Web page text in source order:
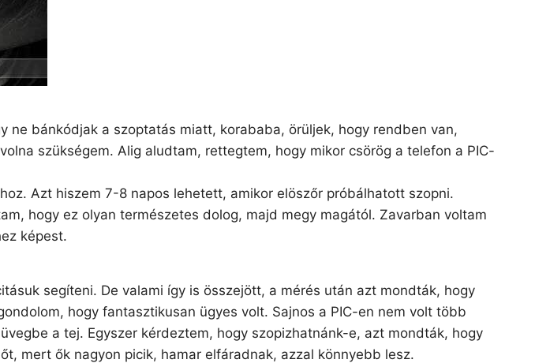
ne bánkódjak a szoptatás miatt, korababa, örüljek, hogy rendben van,
szükségem. Alig aludtam, rettegtem, hogy mikor csörög a telefon a PIC-
Azt hiszem 7-8 napos lehetett, amikor elöszőr próbálhatott szopni.
hogy ez olyan természetes dolog, majd megy magától. Zavarban voltam
képest.
segíteni. De valami így is összejött, a mérés után azt mondták, hogy
hogy fantasztikusan ügyes volt. Sajnos a PIC-en nem volt több
a tej. Egyszer kérdeztem, hogy szopizhatnánk-e, azt mondták, hogy
mert ők nagyon picik, hamar elfáradnak, azzal könnyebb lesz.